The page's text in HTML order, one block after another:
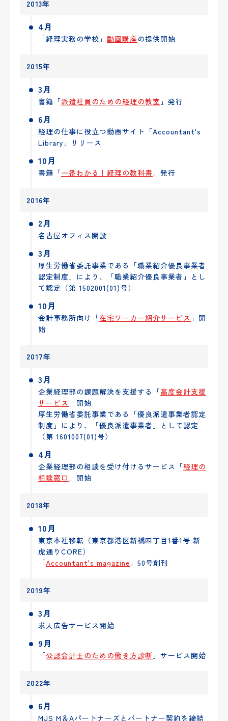
2013年
4月
「経理実務の学校」 動画講座の提供開始
2015年
3月
書籍「派遣社員のための経理の教室 」発行
6月
経理の仕事に役立つ動画サイト「Accountant's
Library」リリース
10月
書籍「一番わかる！経理の教科書 」発行
2016年
2月
名古屋オフィス開設
3月
厚生労働省委託事業である「職業紹介優良事業者
認定制度」により、「職業紹介優良事業者」とし
て認定（第 1502001(01)号）
10月
会計事務所向け「在宅ワーカー紹介サービス 」開
始
2017年
3月
企業経理部の課題解決を支援する「高度会計支援
サービス 」開始
厚生労働省委託事業である「優良派遣事業者認定
制度」により、「優良派遣事業者」として認定
（第 1601007(01)号）
4月
企業経理部の相談を受け付けるサービス「経理の
相談窓口 」開始
2018年
10月
東京本社移転（東京都港区新橋四丁目1番1号 新
虎通りCORE）
「Accountant's magazine 」50号創刊
2019年
3月
求人広告サービス開始
9月
「公認会計士のための働き方診断 」サービス開始
2022年
6月
MJS M＆Aパートナーズとパートナー契約を締結